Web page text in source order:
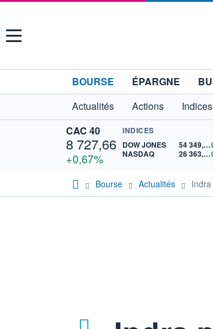
Menu
BOURSE ÉPARGNE
Actualités
Actions Indices
CAC 40
8 727,66
+0,67%
INDICES
DOW JONES
54 349,12
NASDAQ
26 363,44
Bourse Actualités